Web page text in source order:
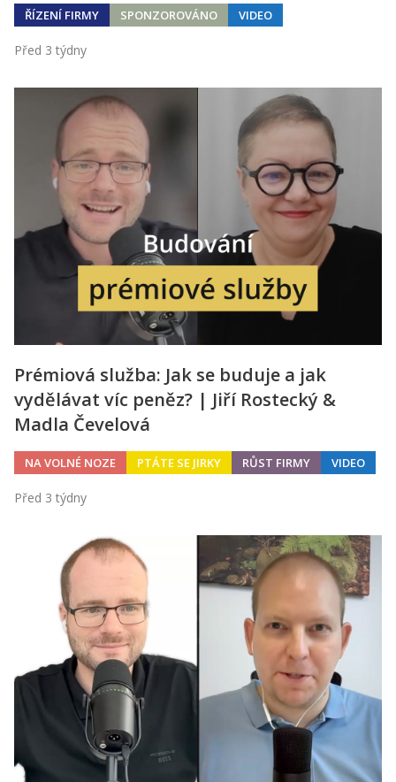
ŘÍZENÍ FIRMY SPONZOROVÁNO VIDEO
Před 3 týdny
Prémiová služba: Jak se buduje a jak
vydělávat víc peněz? | Jiří Rostecký &
Madla Čevelová
NA VOLNÉ NOZE PTÁTE SE JIRKY RŮST FIRMY VIDEO
Před 3 týdny